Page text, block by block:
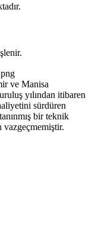
ve Manisa
yılından itibaren
sürdüren
bir teknik
vazgeçmemiştir.